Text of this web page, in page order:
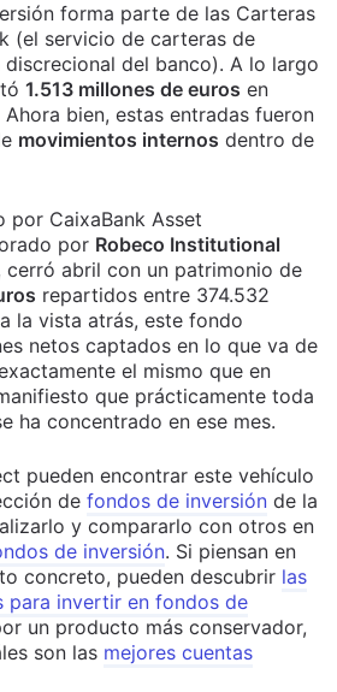
forma parte de las Carteras
(el servicio de carteras de
del banco). A lo largo
1.513 millones de euros en
bien, estas entradas fueron
movimientos internos dentro de
por CaixaBank Asset
por Robeco Institutional
cerró abril con un patrimonio de
repartidos entre 374.532
la vista atrás, este fondo
netos captados en lo que va de
el mismo que en
que prácticamente toda
ha concentrado en ese mes.
pueden encontrar este vehículo
de fondos de inversión de la
y compararlo con otros en
de inversión. Si piensan en
concreto, pueden descubrir las
para invertir en fondos de
un producto más conservador,
son las mejores cuentas